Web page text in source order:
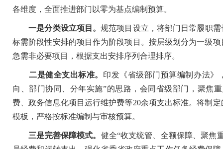
各维度，全面推进部门以零为基点编制预算。
一是分类设立项目。规范项目设立，将部门日常履职
标需阶段性安排的项目作为阶段项目。按层级划分为一级
急需非必要项目，根据支出安排序列合理排序。
二是健全支出标准。 印发《省级部门预算编制办法》
向、部门协同、分年实施”的思路，会同省级部门，聚焦
费、政务信息化项目运行维护费等20余项支出标准。将制
模板，严格按标准编制与审核预算。
三是完善保障模式。 健全“收支统管、全额保障、聚焦